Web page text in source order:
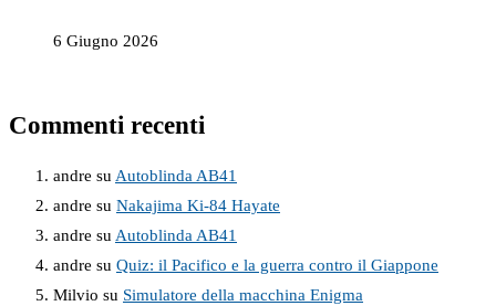
6 Giugno 2026
Commenti recenti
andre su Autoblinda AB41
andre su Nakajima Ki-84 Hayate
andre su Autoblinda AB41
andre su Quiz: il Pacifico e la guerra contro il Giappone
Milvio su Simulatore della macchina Enigma